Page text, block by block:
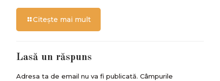
Citește mai mult
Lasă un răspuns
Adresa ta de email nu va fi publicată. Câmpurile